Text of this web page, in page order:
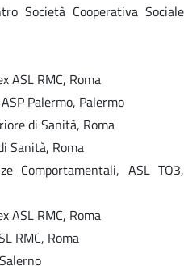
Società Cooperativa Sociale
ASL RMC, Roma
Palermo, Palermo
di Sanità, Roma
Sanità, Roma
Comportamentali, ASL TO3,
ASL RMC, Roma
RMC, Roma